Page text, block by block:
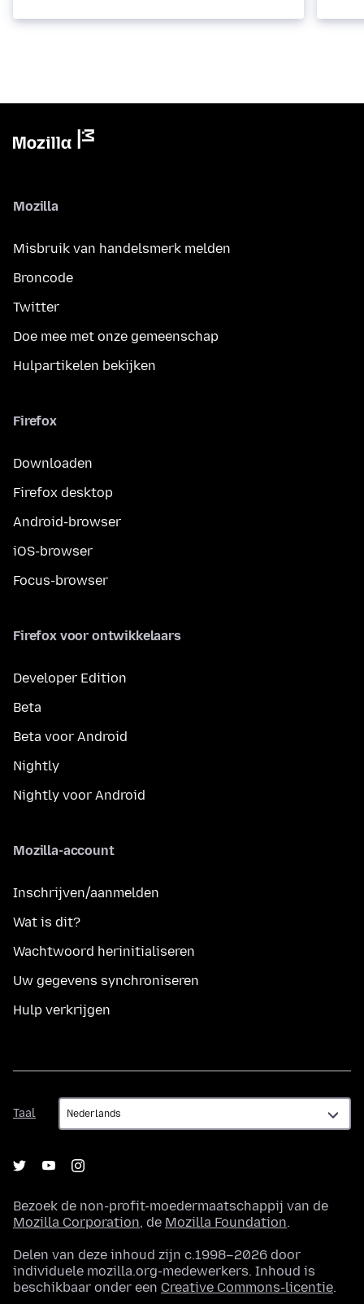
Mozilla
Misbruik van handelsmerk melden
Broncode
Twitter
Doe mee met onze gemeenschap
Hulpartikelen bekijken
Firefox
Downloaden
Firefox desktop
Android-browser
iOS-browser
Focus-browser
Firefox voor ontwikkelaars
Developer Edition
Beta
Beta voor Android
Nightly
Nightly voor Android
Mozilla-account
Inschrijven/aanmelden
Wat is dit?
Wachtwoord herinitialiseren
Uw gegevens synchroniseren
Hulp verkrijgen
Taal
Taal
Bezoek de non-profit-moedermaatschappij van de
Mozilla Corporation, de Mozilla Foundation.
Delen van deze inhoud zijn c.1998–2026 door
individuele mozilla.org-medewerkers. Inhoud is
beschikbaar onder een Creative Commons-licentie.